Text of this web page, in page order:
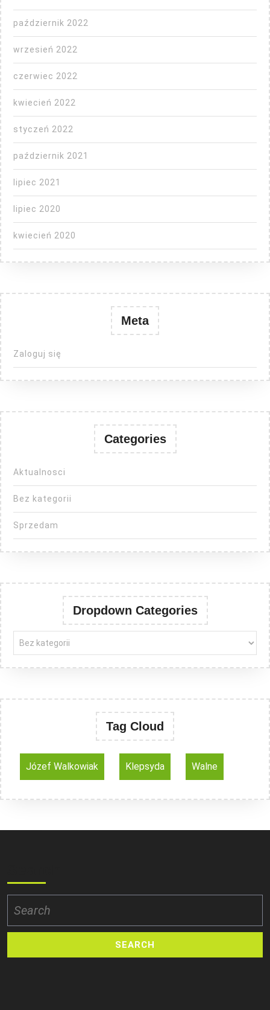
październik 2022
wrzesień 2022
czerwiec 2022
kwiecień 2022
styczeń 2022
październik 2021
lipiec 2021
lipiec 2020
kwiecień 2020
Meta
Zaloguj się
Categories
Aktualnosci
Bez kategorii
Sprzedam
Dropdown Categories
Tag Cloud
Józef Walkowiak Klepsyda Walne
for: